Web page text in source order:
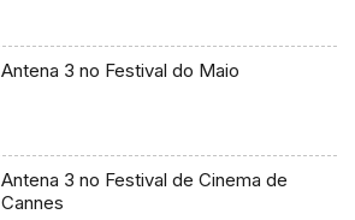
Antena 3 no Festival do Maio
Antena 3 no Festival de Cinema de
Cannes